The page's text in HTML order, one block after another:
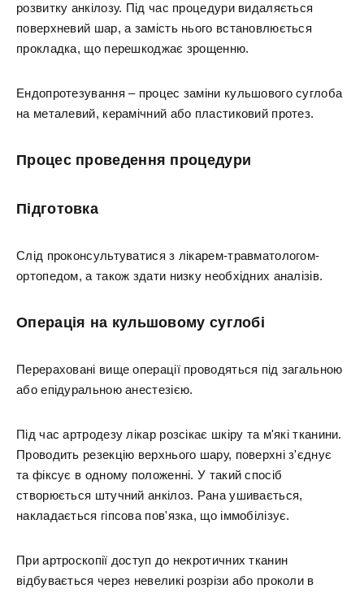
розвитку анкілозу. Під час процедури видаляється
поверхневий шар, а замість нього встановлюється
прокладка, що перешкоджає зрощенню.
Ендопротезування – процес заміни кульшового суглоба
на металевий, керамічний або пластиковий протез.
Процес проведення процедури
Підготовка
Слід проконсультуватися з лікарем-травматологом-
ортопедом, а також здати низку необхідних аналізів.
Операція на кульшовому суглобі
Перераховані вище операції проводяться під загальною
або епідуральною анестезією.
Під час артродезу лікар розсікає шкіру та м'які тканини.
Проводить резекцію верхнього шару, поверхні з'єднує
та фіксує в одному положенні. У такий спосіб
створюється штучний анкілоз. Рана ушивається,
накладається гіпсова пов'язка, що іммобілізує.
При артроскопії доступ до некротичних тканин
відбувається через невеликі розрізи або проколи в